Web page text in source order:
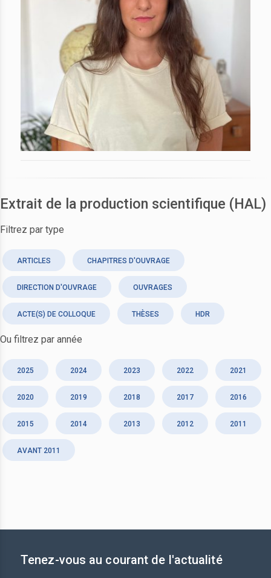
Extrait de la production scientifique (HAL)
Filtrez par type
ARTICLES CHAPITRES D'OUVRAGE
DIRECTION D'OUVRAGE OUVRAGES
ACTE(S) DE COLLOQUE THÈSES HDR
Ou filtrez par année
2025 2024 2023 2022 2021
2020 2019 2018 2017 2016
2015 2014 2013 2012 2011
AVANT 2011
Tenez-vous au courant de l'actualité